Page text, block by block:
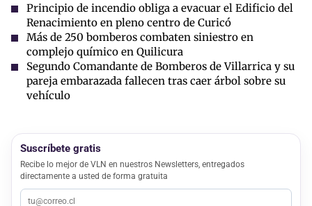
Principio de incendio obliga a evacuar el Edificio del
Renacimiento en pleno centro de Curicó
Más de 250 bomberos combaten siniestro en
complejo químico en Quilicura
Segundo Comandante de Bomberos de Villarrica y su
pareja embarazada fallecen tras caer árbol sobre su
vehículo
Suscríbete gratis
Recibe lo mejor de VLN en nuestros Newsletters, entregados
directamente a usted de forma gratuita